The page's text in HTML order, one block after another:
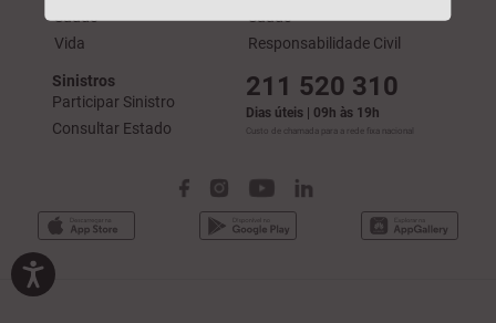
Saúde
Vida
Saúde
Responsabilidade Civil
Sinistros
Participar Sinistro
Consultar Estado
211 520 310
Dias úteis | 09h às 19h
Custo de chamada para a rede fixa nacional